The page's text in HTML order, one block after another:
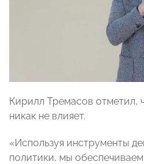
Кирилл Тремасов отметил,
никак не влияет.
«Используя инструменты
политики, мы